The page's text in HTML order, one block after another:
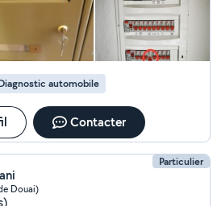
automobile
Contacter
Particulier
Douai)